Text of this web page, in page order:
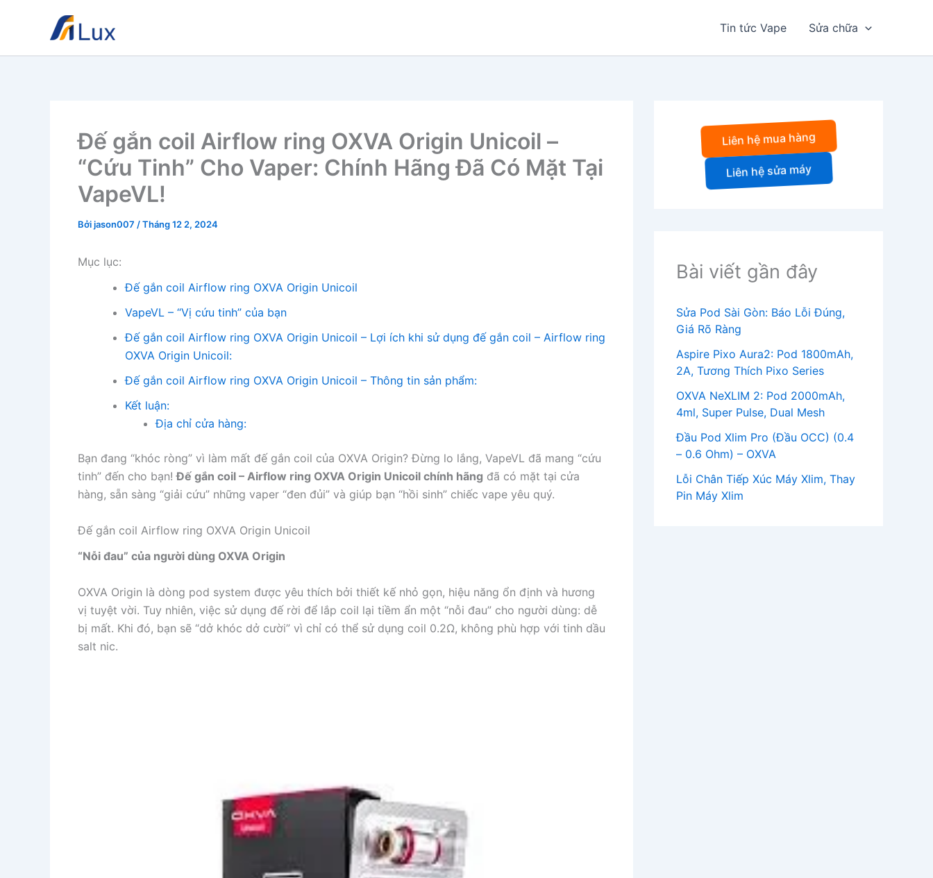
Tin tức Vape Sửa chữa
Đế gắn coil Airflow ring OXVA Origin Unicoil –
“Cứu Tinh” Cho Vaper: Chính Hãng Đã Có Mặt Tại
VapeVL!
Bởijason007 /Tháng 12 2, 2024
Mục lục:
Đế gắn coil Airflow ring OXVA Origin Unicoil
VapeVL – “Vị cứu tinh” của bạn
Đế gắn coil Airflow ring OXVA Origin Unicoil – Lợi ích khi sử dụng đế gắn coil – Airflow ring
OXVA Origin Unicoil:
Đế gắn coil Airflow ring OXVA Origin Unicoil – Thông tin sản phẩm:
Kết luận:
Địa chỉ cửa hàng:
Bạn đang “khóc ròng” vì làm mất đế gắn coil của OXVA Origin? Đừng lo lắng, VapeVL đã mang “cứu
tinh” đến cho bạn!Đế gắn coil – Airflow ring OXVA Origin Unicoil chính hãng đã có mặt tại cửa
hàng, sẵn sàng “giải cứu” những vaper “đen đủi” và giúp bạn “hồi sinh” chiếc vape yêu quý.
Đế gắn coil Airflow ring OXVA Origin Unicoil
“Nỗi đau” của người dùng OXVA Origin
OXVA Origin là dòng pod system được yêu thích bởi thiết kế nhỏ gọn, hiệu năng ổn định và hương
vị tuyệt vời. Tuy nhiên, việc sử dụng đế rời để lắp coil lại tiềm ẩn một “nỗi đau” cho người dùng: dễ
bị mất. Khi đó, bạn sẽ “dở khóc dở cười” vì chỉ có thể sử dụng coil 0.2Ω, không phù hợp với tinh dầu
salt nic.
Liên hệ mua hàng
Liên hệ sửa máy
Bài viết gần đây
Sửa Pod Sài Gòn: Báo Lỗi Đúng,
Giá Rõ Ràng
Aspire Pixo Aura2: Pod 1800mAh,
2A, Tương Thích Pixo Series
OXVA NeXLIM 2: Pod 2000mAh,
4ml, Super Pulse, Dual Mesh
Đầu Pod Xlim Pro (Đầu OCC) (0.4
– 0.6 Ohm) – OXVA
Lỗi Chân Tiếp Xúc Máy Xlim, Thay
Pin Máy Xlim